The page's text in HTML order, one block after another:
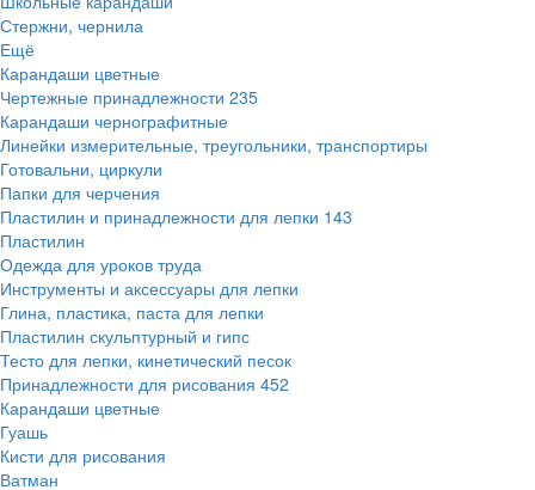
Стержни, чернила
Ещё
Карандаши цветные
Чертежные принадлежности 235
Карандаши чернографитные
Линейки измерительные, треугольники, транспортиры
Готовальни, циркули
Папки для черчения
Пластилин и принадлежности для лепки 143
Пластилин
Одежда для уроков труда
Инструменты и аксессуары для лепки
Глина, пластика, паста для лепки
Пластилин скульптурный и гипс
Тесто для лепки, кинетический песок
Принадлежности для рисования 452
Карандаши цветные
Гуашь
Кисти для рисования
Ватман